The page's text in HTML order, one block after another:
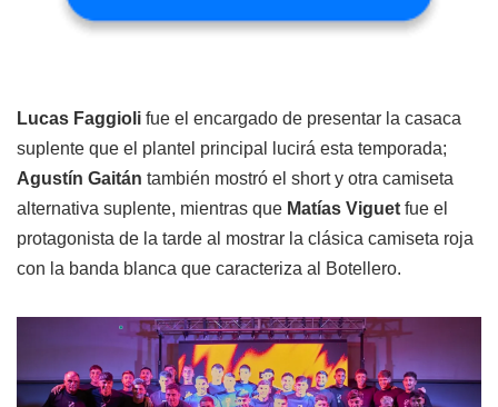
Lucas Faggioli fue el encargado de presentar la casaca
suplente que el plantel principal lucirá esta temporada;
Agustín Gaitán también mostró el short y otra camiseta
alternativa suplente, mientras que Matías Viguet fue el
protagonista de la tarde al mostrar la clásica camiseta roja
con la banda blanca que caracteriza al Botellero.